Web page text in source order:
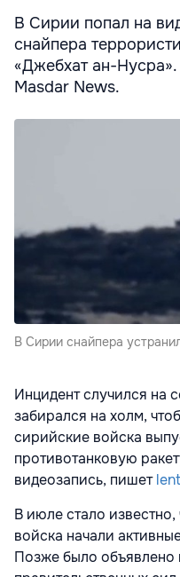
В Сирии попал на
снайпера
«Джебхат ан-
Masdar News.
В Сирии снайпера
Инцидент случился на
забирался на холм,
сирийские войска
противотанковую
видеозапись, пишет
В июле стало
войска начали
Позже было объявлено